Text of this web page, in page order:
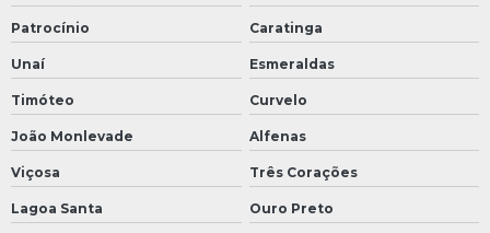
Patrocínio Caratinga
Unaí Esmeraldas
Timóteo Curvelo
João Monlevade Alfenas
Viçosa Três Corações
Lagoa Santa Ouro Preto